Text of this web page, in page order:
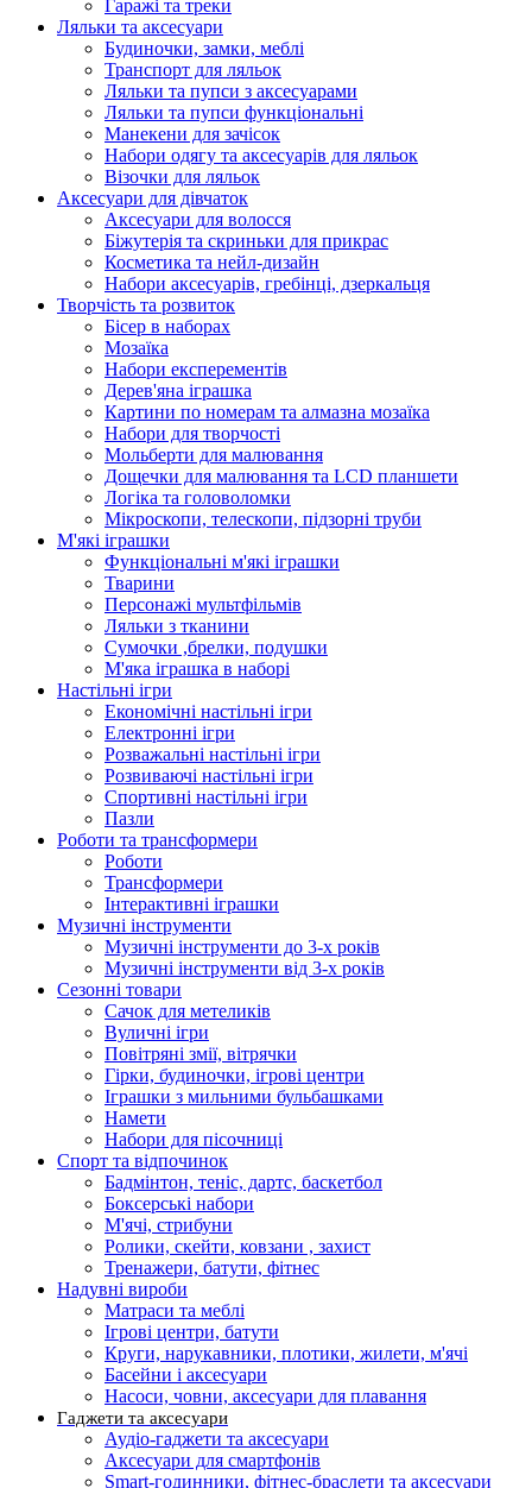
Гаражі та треки
Ляльки та аксесуари
Будиночки, замки, меблі
Транспорт для ляльок
Ляльки та пупси з аксесуарами
Ляльки та пупси функціональні
Манекени для зачісок
Набори одягу та аксесуарів для ляльок
Візочки для ляльок
Аксесуари для дівчаток
Аксесуари для волосся
Біжутерія та скриньки для прикрас
Косметика та нейл-дизайн
Набори аксесуарів, гребінці, дзеркальця
Творчість та розвиток
Бісер в наборах
Мозаїка
Набори експерементів
Дерев'яна іграшка
Картини по номерам та алмазна мозаїка
Набори для творчості
Мольберти для малювання
Дощечки для малювання та LCD планшети
Логіка та головоломки
Мікроскопи, телескопи, підзорні труби
М'які іграшки
Функціональні м'які іграшки
Тварини
Персонажі мультфільмів
Ляльки з тканини
Сумочки ,брелки, подушки
М'яка іграшка в наборі
Настільні ігри
Економічні настільні ігри
Електронні ігри
Розважальні настільні ігри
Розвиваючі настільні ігри
Спортивні настільні ігри
Пазли
Роботи та трансформери
Роботи
Трансформери
Інтерактивні іграшки
Музичні інструменти
Музичні інструменти до 3-х років
Музичні інструменти від 3-х років
Сезонні товари
Сачок для метеликів
Вуличні ігри
Повітряні змії, вітрячки
Гірки, будиночки, ігрові центри
Іграшки з мильними бульбашками
Намети
Набори для пісочниці
Спорт та відпочинок
Бадмінтон, теніс, дартс, баскетбол
Боксерські набори
М'ячі, стрибуни
Ролики, скейти, ковзани , захист
Тренажери, батути, фітнес
Надувні вироби
Матраси та меблі
Ігрові центри, батути
Круги, нарукавники, плотики, жилети, м'ячі
Басейни і аксесуари
Насоси, човни, аксесуари для плавання
Гаджети та аксесуари
Аудіо-гаджети та аксесуари
Аксесуари для смартфонів
Smart-годинники, фітнес-браслети та аксесуари